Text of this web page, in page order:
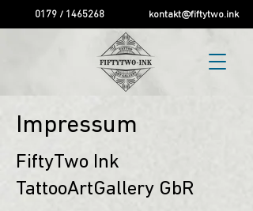
0179 / 1465268 kontakt@fiftytwo.ink
Impressum
FiftyTwo Ink
TattooArtGallery GbR